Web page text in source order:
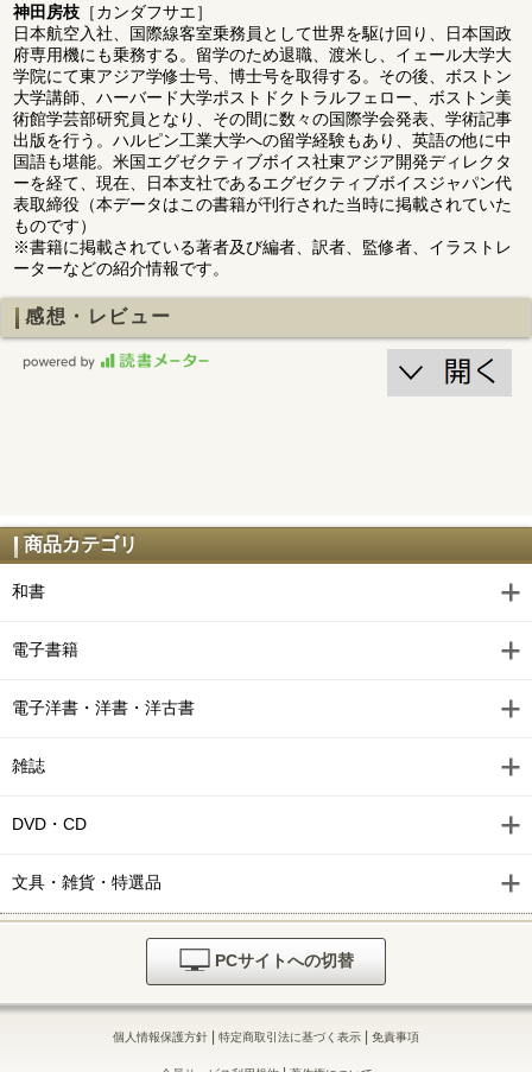
神田房枝 ［カンダフサエ］
日本航空入社、国際線客室乗務員として世界を駆け回り、日本国政
府専用機にも乗務する。留学のため退職、渡米し、イェール大学大
学院にて東アジア学修士号、博士号を取得する。その後、ボストン
大学講師、ハーバード大学ポストドクトラルフェロー、ボストン美
術館学芸部研究員となり、その間に数々の国際学会発表、学術記事
出版を行う。ハルピン工業大学への留学経験もあり、英語の他に中
国語も堪能。米国エグゼクティブボイス社東アジア開発ディレクタ
ーを経て、現在、日本支社であるエグゼクティブボイスジャパン代
表取締役（本データはこの書籍が刊行された当時に掲載されていた
ものです）
※書籍に掲載されている著者及び編者、訳者、監修者、イラストレ
ーターなどの紹介情報です。
感想・レビュー
商品カテゴリ
和書
電子書籍
電子洋書・洋書・洋古書
雑誌
DVD・CD
文具・雑貨・特選品
PCサイトへの切替
個人情報保護方針 | 特定商取引法に基づく表示 | 免責事項